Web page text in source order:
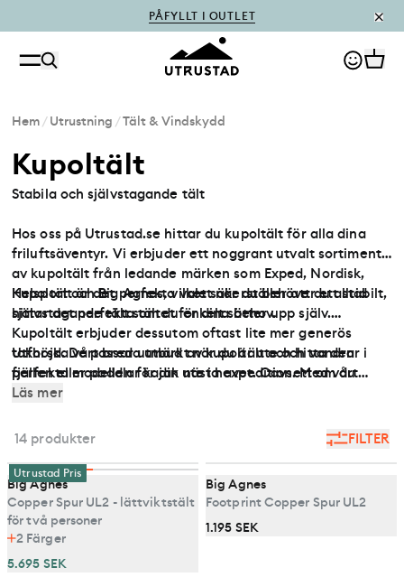
PÅFYLLT I OUTLET
Hem/Utrustning /Tält & Vindskydd
Kupoltält
Stabila och självstagande tält
Hos oss på Utrustad.se hittar du kupoltält för alla dina
friluftsäventyr. Vi erbjuder ett noggrant utvalt sortiment
av kupoltält från ledande märken som Exped, Nordisk,
Helsport och Big Agnes, vilket säkerställer att du alltid
hittar det perfekta tältet för dina behov.
Kupoltält är det perfekta valet när du behöver ett stabilt,
självstagande tält som du enkelt sätter upp själv.
Kupoltält erbjuder dessutom oftast lite mer generös
takhöjd. De passar utmärkt när du är ute och vandrar i
fjällen eller paddlar kajak ute i havet. Oavsett om du
behöver ett tält för tre- eller fyra säsongsbruk, har vi
designade för att klara olika väderförhållanden, inklusive
Utforska vårt breda utbud av kupoltält och hitta den
perfekta modellen för din nästa expedition. Med vårt
sortiment kan du vara säker på att du får högsta kvalitet,
sommaren eller vintern. Välkommen att utrusta dig med
utomhusupplevelser ännu bättre!
Läs mer
FILTER
14 produkter
Utrustad Pris
Big Agnes
Copper Spur UL2 - lättviktstält
för två personer
2 Färger
5.695 SEK
Big Agnes
Footprint Copper Spur UL2
1.195 SEK